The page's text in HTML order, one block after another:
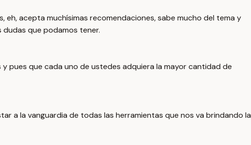
eh, acepta muchísimas recomendaciones, sabe mucho del tema y
que podamos tener.
pues que cada uno de ustedes adquiera la mayor cantidad de
a la vanguardia de todas las herramientas que nos va brindando la